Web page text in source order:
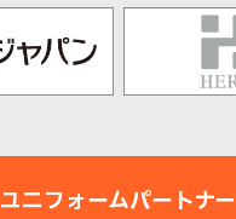
ユニフォームパートナー